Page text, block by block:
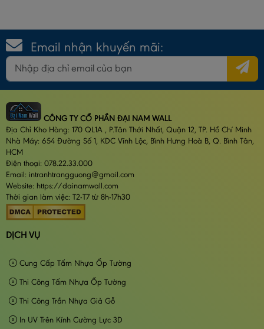
Email nhận khuyến mãi:
CÔNG TY CỔ PHẦN ĐẠI NAM WALL
Địa Chỉ Kho Hàng: 170 QL1A , P.Tân Thới Nhất, Quận 12, TP. Hồ Chí Minh
Nhà Máy: 654 Đường Số 1, KDC Vĩnh Lộc, Bình Hưng Hoà B, Q. Bình Tân,
HCM
Điện thoại: 078.22.33.000
Email: intranhtrangguong@gmail.com
Website: https://dainamwall.com
Thời gian làm việc: T2-T7 từ 8h-17h30
DỊCH VỤ
Cung Cấp Tấm Nhựa Ốp Tường
Thi Công Tấm Nhựa Ốp Tường
Thi Công Trần Nhựa Giả Gỗ
In UV Trên Kính Cường Lực 3D